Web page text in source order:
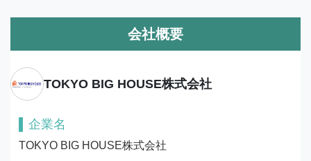
会社概要
TOKYO BIG HOUSE株式会社
企業名
TOKYO BIG HOUSE株式会社